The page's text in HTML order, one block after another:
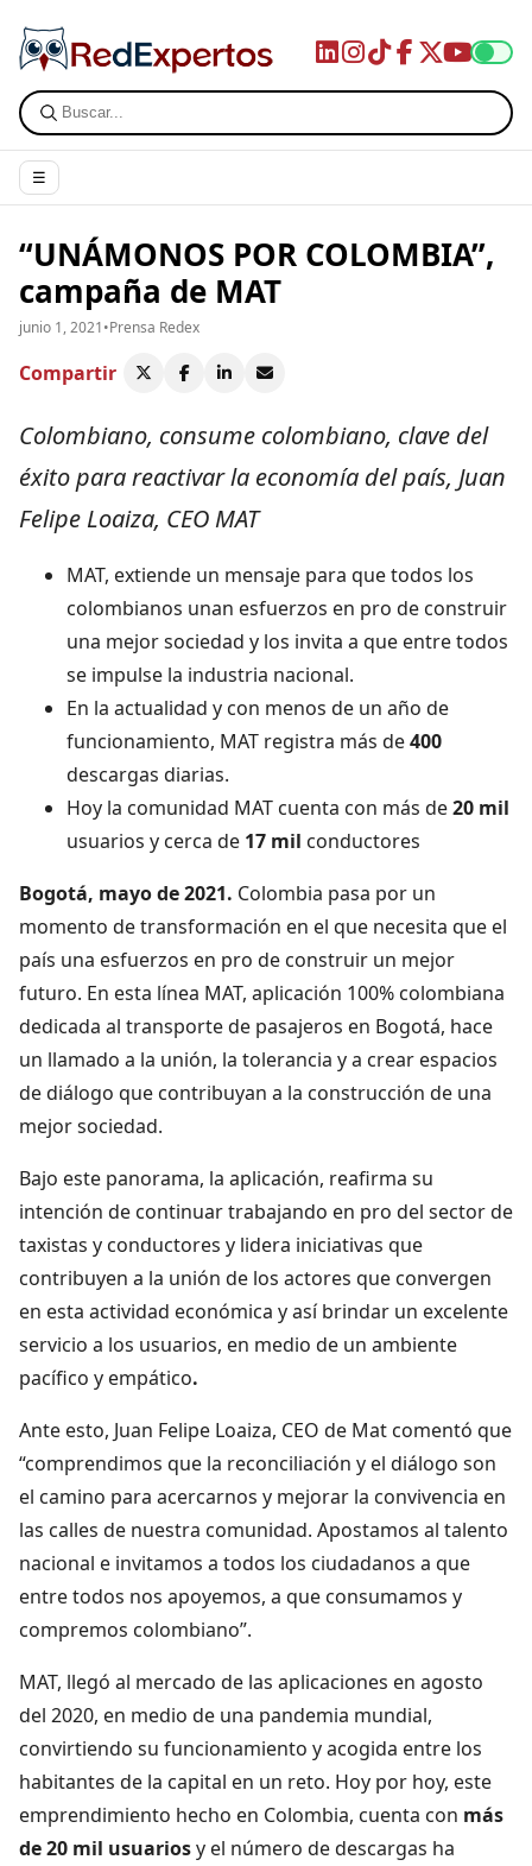
☰
“UNÁMONOS POR COLOMBIA”,
campaña de MAT
junio 1, 2021•Prensa Redex
Compartir
Colombiano, consume colombiano, clave del
éxito para reactivar la economía del país, Juan
Felipe Loaiza, CEO MAT
MAT, extiende un mensaje para que todos los
colombianos unan esfuerzos en pro de construir
una mejor sociedad y los invita a que entre todos
se impulse la industria nacional.
En la actualidad y con menos de un año de
funcionamiento, MAT registra más de400
descargas diarias.
Hoy la comunidad MAT cuenta con más de20 mil
usuarios y cerca de 17 mil conductores
Bogotá, mayo de 2021. Colombia pasa por un
momento de transformación en el que necesita que el
país una esfuerzos en pro de construir un mejor
futuro. En esta línea MAT, aplicación 100% colombiana
dedicada al transporte de pasajeros en Bogotá, hace
un llamado a la unión, la tolerancia y a crear espacios
de diálogo que contribuyan a la construcción de una
mejor sociedad.
Bajo este panorama, la aplicación, reafirma su
intención de continuar trabajando en pro del sector de
taxistas y conductores y lidera iniciativas que
contribuyen a la unión de los actores que convergen
en esta actividad económica y así brindar un excelente
servicio a los usuarios, en medio de un ambiente
pacífico y empático.
Ante esto, Juan Felipe Loaiza, CEO de Mat comentó que
“comprendimos que la reconciliación y el diálogo son
el camino para acercarnos y mejorar la convivencia en
las calles de nuestra comunidad. Apostamos al talento
nacional e invitamos a todos los ciudadanos a que
entre todos nos apoyemos, a que consumamos y
compremos colombiano”.
MAT, llegó al mercado de las aplicaciones en agosto
del 2020, en medio de una pandemia mundial,
convirtiendo su funcionamiento y acogida entre los
habitantes de la capital en un reto. Hoy por hoy, este
emprendimiento hecho en Colombia, cuenta con más
de 20 mil usuariosy el número de descargas ha